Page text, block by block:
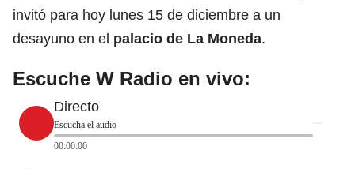
invitó para hoy lunes 15 de diciembre a un
desayuno en el palacio de La Moneda.
Escuche W Radio en vivo:
Directo
Escucha el audio
00:00:00